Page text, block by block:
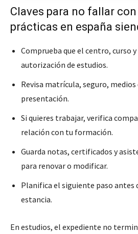
Claves para no fallar
prácticas en españa
Comprueba que el centro, curso
autorización de estudios.
Revisa matrícula, seguro,
presentación.
Si quieres trabajar, verifica
relación con tu formación.
Guarda notas, certificados y
para renovar o modificar.
Planifica el siguiente paso antes
estancia.
En estudios, el expediente no